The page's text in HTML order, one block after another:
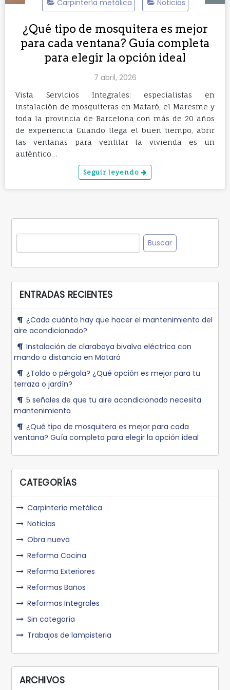
Carpintería metálica Noticias
¿Qué tipo de mosquitera es mejor
para cada ventana? Guía completa
para elegir la opción ideal
7 abril, 2026
Vista Servicios Integrales: especialistas en
instalación de mosquiteras en Mataró, el Maresme y
toda la provincia de Barcelona con más de 20 años
de experiencia Cuando llega el buen tiempo, abrir
las ventanas para ventilar la vivienda es un
auténtico…
Seguir leyendo
Buscar:
ENTRADAS RECIENTES
¿Cada cuánto hay que hacer el mantenimiento del
aire acondicionado?
Instalación de claraboya bivalva eléctrica con
mando a distancia en Mataró
¿Toldo o pérgola? ¿Qué opción es mejor para tu
terraza o jardín?
5 señales de que tu aire acondicionado necesita
mantenimiento
¿Qué tipo de mosquitera es mejor para cada
ventana? Guía completa para elegir la opción ideal
CATEGORÍAS
Carpintería metálica
Noticias
Obra nueva
Reforma Cocina
Reforma Exteriores
Reformas Baños
Reformas Integrales
Sin categoría
Trabajos de lampisteria
ARCHIVOS